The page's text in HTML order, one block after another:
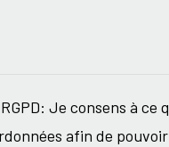
RGPD: Je consens à ce
afin de